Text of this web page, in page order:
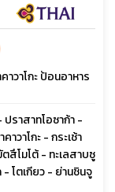
าวาโกะ ป้อนอาหาร
ปราสาทโอซาก้า -
วาโกะ - กระเช้า
สึโมโต้ - ทะเลสาบซู
- โตเกียว - ย่านชินจู